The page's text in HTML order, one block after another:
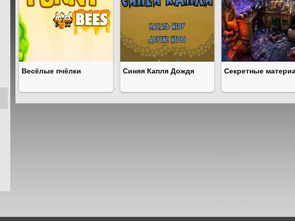
Весёлые пчёлки Синяя Капля Дождя Секретные